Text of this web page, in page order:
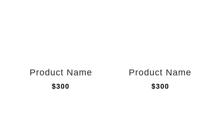
Product Name
$300
Product Name
$300